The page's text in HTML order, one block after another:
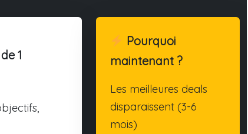
1
Pourquoi
maintenant ?
Les meilleures deals
disparaissent (3-6
mois)